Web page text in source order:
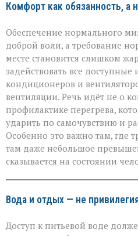
Комфорт как обязанность, а
Обеспечение нормального
доброй воли, а требование
месте становится слишком
задействовать все
кондиционеров и
вентиляции. Речь идёт не о
профилактике перегрева,
ударить по самочувствию и
Особенно это важно там, где
там даже небольшое
сказывается на состоянии
Вода и отдых — не
Доступ к питьевой воде